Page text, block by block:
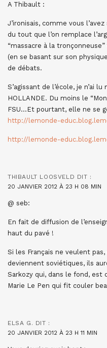
A Thibault :
J’ironisais, comme vous
du tout que l’on remplace
“massacre à la
(en se basant sur son
de débats.
S’agissant de l’école, je n’ai
HOLLANDE. Du moins le
FSU…Et pourtant, elle ne se
http://lemonde-
http://lemonde-
THIBAULT LOOSVELD DIT :
20 JANVIER 2012 À 23 H 08 MIN
@ seb:
En fait de diffusion de
haut du pavé !
Si les Français ne veulent
deviennent soviétiques, ils
Sarkozy qui, dans le fond, est
Marie Le Pen qui fit couler
ELSA G. DIT :
20 JANVIER 2012 À 23 H 11 MIN